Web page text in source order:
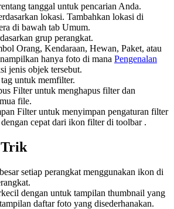
tanggal untuk pencarian Anda.
lokasi. Tambahkan lokasi di
di bawah tab Umum.
grup perangkat.
Orang, Kendaraan, Hewan, Paket, atau
hanya foto di mana Pengenalan
jenis objek tersebut.
untuk memfilter.
Filteruntuk menghapus filter dan
file.
Filteruntuk menyimpan pengaturan filter
cepat dari ikon filter di toolbar .
Trik
setiap perangkat menggunakan ikon di
dengan untuk tampilan thumbnail yang
daftar foto yang disederhanakan.